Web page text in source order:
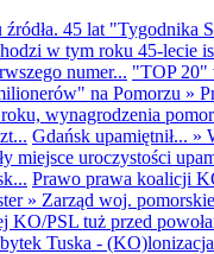
45 lat "Tygodnika
w tym roku 45-lecie
numer... "TOP 20"
na Pomorzu »
wynagrodzenia
Gdańsk upamiętnił... »
miejsce uroczystości
Prawo prawa koalicji
» Zarząd woj.
KO/PSL tuż przed
Tuska -